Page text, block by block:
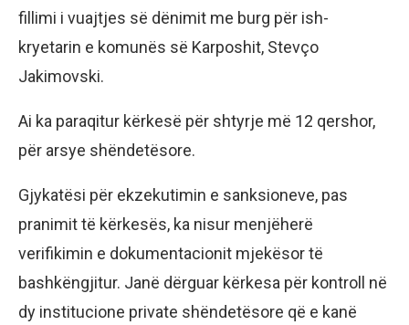
fillimi i vuajtjes së dënimit me burg për ish-
kryetarin e komunës së Karposhit, Stevço
Jakimovski.
Ai ka paraqitur kërkesë për shtyrje më 12 qershor,
për arsye shëndetësore.
Gjykatësi për ekzekutimin e sanksioneve, pas
pranimit të kërkesës, ka nisur menjëherë
verifikimin e dokumentacionit mjekësor të
bashkëngjitur. Janë dërguar kërkesa për kontroll në
dy institucione private shëndetësore që e kanë